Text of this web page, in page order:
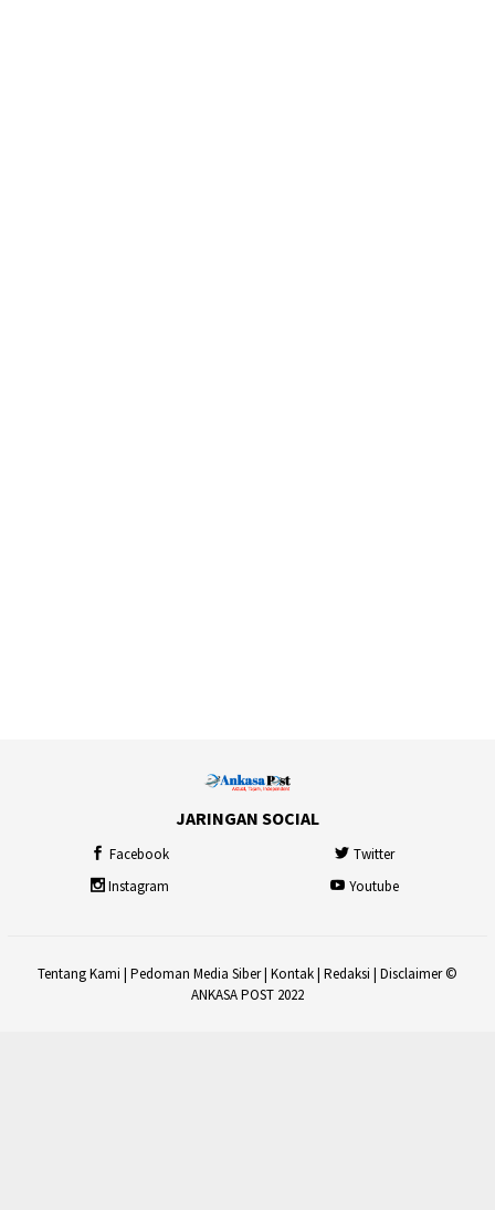
JARINGAN SOCIAL
Facebook
Twitter
Instagram
Youtube
Tentang Kami | Pedoman Media Siber| Kontak| Redaksi | Disclaimer©
ANKASA POST 2022